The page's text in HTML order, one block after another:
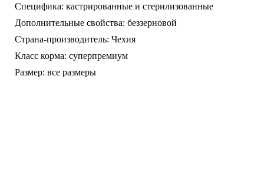
Специфика: кастрированные и стерилизованные
Дополнительные свойства: беззерновой
Страна-производитель: Чехия
Класс корма: суперпремиум
Размер: все размеры